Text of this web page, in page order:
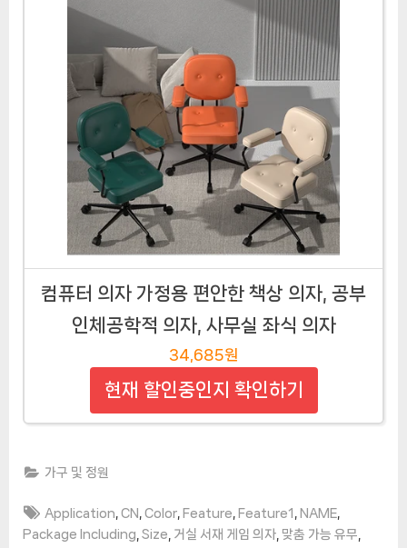
컴퓨터 의자 가정용 편안한 책상 의자, 공부
인체공학적 의자, 사무실 좌식 의자
34,685원
현재 할인중인지 확인하기
가구 및 정원
Tags:
Application ,CN ,Color ,Feature ,Feature1 ,NAME
Package Including Size 거실 서재 게임 의자 맞춤 가능 유무